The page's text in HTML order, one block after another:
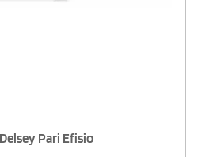
Pari Efisio